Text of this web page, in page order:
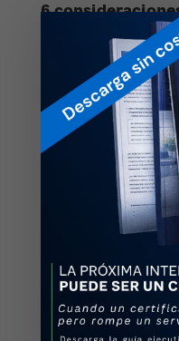
6
que quiere
cegasecurity|Nov
Security Module,HSM,
Security, HSM en la
de Certificación
¿Eres Proveedor
pensando migrar tu
post es para ti. En la
sobre algunas
de tomar en cuenta al
Entradas
Automatización o